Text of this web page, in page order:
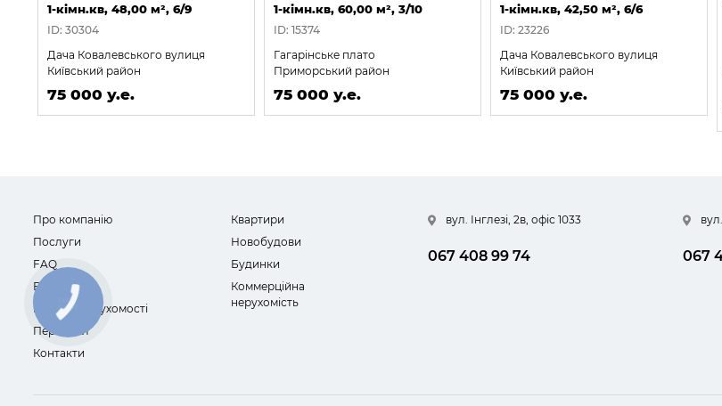
1-кімн.кв, 48,00 м², 6/9
ID: 30304
Дача Ковалевського вулиця
Київський район
75 000 у.е.
1-кімн.кв, 60,00 м², 3/10
ID: 15374
Гагарінське плато
Приморський район
75 000 у.е.
1-кімн.кв, 42,50 м², 6/6
ID: 23226
Дача Ковалевського вулиця
Київський район
75 000 у.е.
Про компанію
Послуги
FAQ
Відгуки
Новини нерухомості
Персонал
Контакти
Квартири
Новобудови
Будинки
Коммерційна
нерухомість
вул. Інглезі, 2в, офіс 1033
067 408 99 74 067